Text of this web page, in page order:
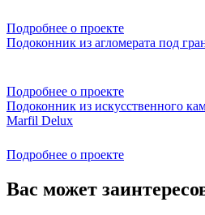
Подробнее о проекте
Подоконник из агломерата под
Подробнее о проекте
Подоконник из искусственного
Marfil Delux
Подробнее о проекте
Вас может